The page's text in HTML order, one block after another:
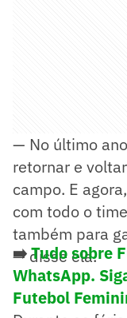
— No último
retornar e
campo. E
com todo o
também para
— disse ela.
➡️Tudo sobre
WhatsApp.
Futebol